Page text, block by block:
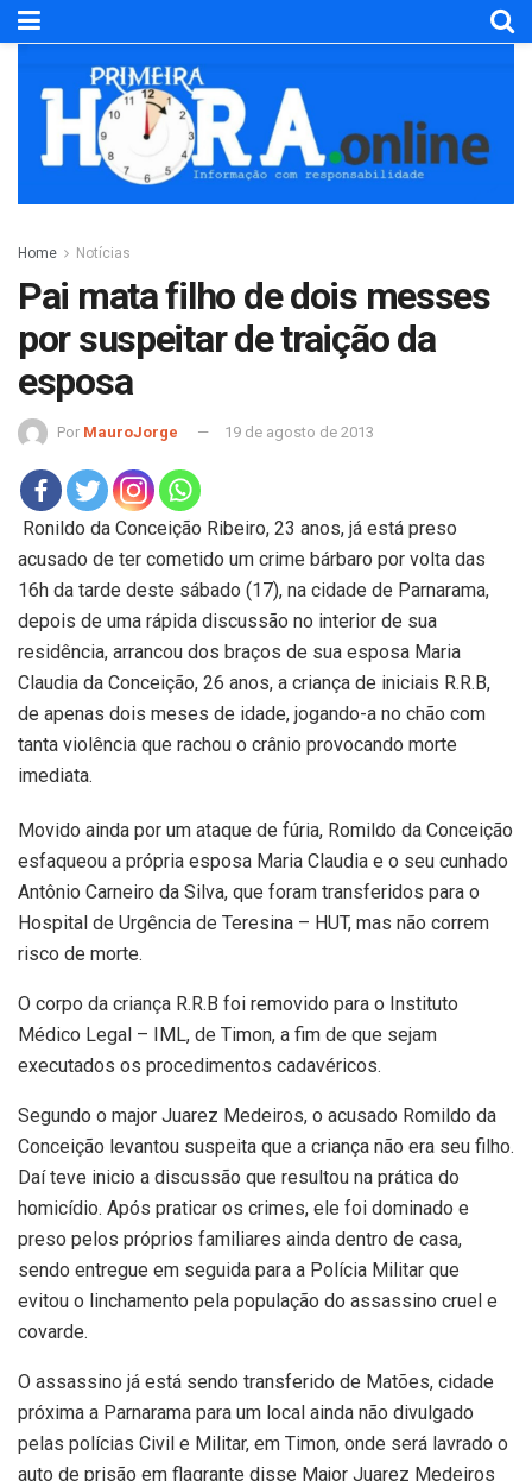
Home Notícias
Pai mata filho de dois messes
por suspeitar de traição da
esposa
Por MauroJorge 19 de agosto de 2013
Ronildo da Conceição Ribeiro, 23 anos, já está preso
acusado de ter cometido um crime bárbaro por volta das
16h da tarde deste sábado (17), na cidade de Parnarama,
depois de uma rápida discussão no interior de sua
residência, arrancou dos braços de sua esposa Maria
Claudia da Conceição, 26 anos, a criança de iniciais R.R.B,
de apenas dois meses de idade, jogando-a no chão com
tanta violência que rachou o crânio provocando morte
imediata.
Movido ainda por um ataque de fúria, Romildo da Conceição
esfaqueou a própria esposa Maria Claudia e o seu cunhado
Antônio Carneiro da Silva, que foram transferidos para o
Hospital de Urgência de Teresina – HUT, mas não correm
risco de morte.
O corpo da criança R.R.B foi removido para o Instituto
Médico Legal – IML, de Timon, a fim de que sejam
executados os procedimentos cadavéricos.
Segundo o major Juarez Medeiros, o acusado Romildo da
Conceição levantou suspeita que a criança não era seu filho.
Daí teve inicio a discussão que resultou na prática do
homicídio. Após praticar os crimes, ele foi dominado e
preso pelos próprios familiares ainda dentro de casa,
sendo entregue em seguida para a Polícia Militar que
evitou o linchamento pela população do assassino cruel e
covarde.
O assassino já está sendo transferido de Matões, cidade
próxima a Parnarama para um local ainda não divulgado
pelas polícias Civil e Militar, em Timon, onde será lavrado o
auto de prisão em flagrante disse Major Juarez Medeiros